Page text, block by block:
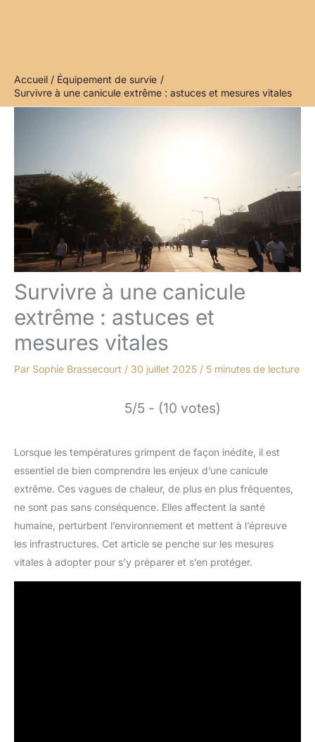
Accueil
Équipement de survie
Survivre à une canicule extrême : astuces et mesures vitales
Survivre à une canicule
extrême : astuces et
mesures vitales
Par Sophie Brassecourt / 30 juillet 2025 / 5 minutes de lecture
5/5 - (10 votes)
Lorsque les températures grimpent de façon inédite, il est
essentiel de bien comprendre les enjeux d’une canicule
extrême. Ces vagues de chaleur, de plus en plus fréquentes,
ne sont pas sans conséquence. Elles affectent la santé
humaine, perturbent l’environnement et mettent à l’épreuve
les infrastructures. Cet article se penche sur les mesures
vitales à adopter pour s’y préparer et s’en protéger.